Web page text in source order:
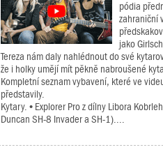
pódia
zahraniční
jako
Tereza nám daly nahlédnout do své
že i holky umějí mít pěkně nabroušené
Kompletní seznam vybavení, které ve
představily.
Kytary. • Explorer Pro z dílny Libora
Duncan SH-8 Invader a SH-1)....